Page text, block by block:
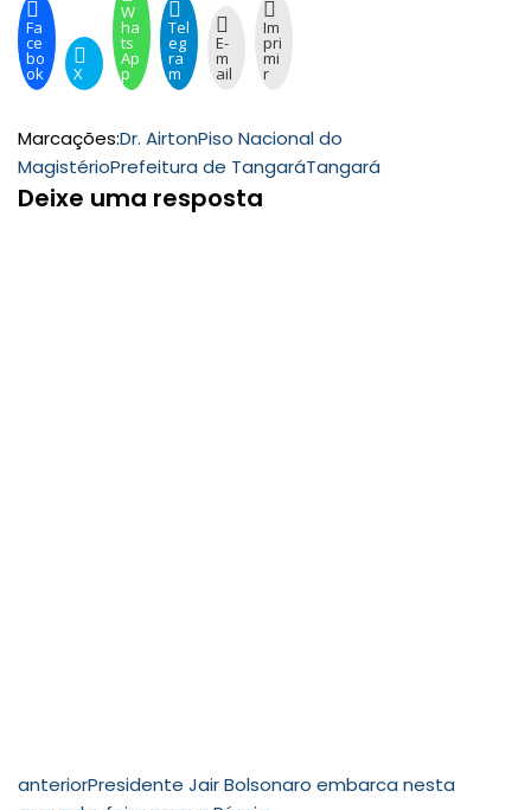
Fa
ce
bo
ok X
W
ha
ts
Ap
p
Tel
eg
ra
m
E-
m
ail
Im
pri
mi
r
Marcações:Dr. AirtonPiso Nacional do
MagistérioPrefeitura de TangaráTangará
Deixe uma resposta
anteriorPresidente Jair Bolsonaro embarca nesta